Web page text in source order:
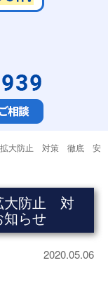
拡大防止 対策 徹底 安
大防止 対
らせ
2020.05.06